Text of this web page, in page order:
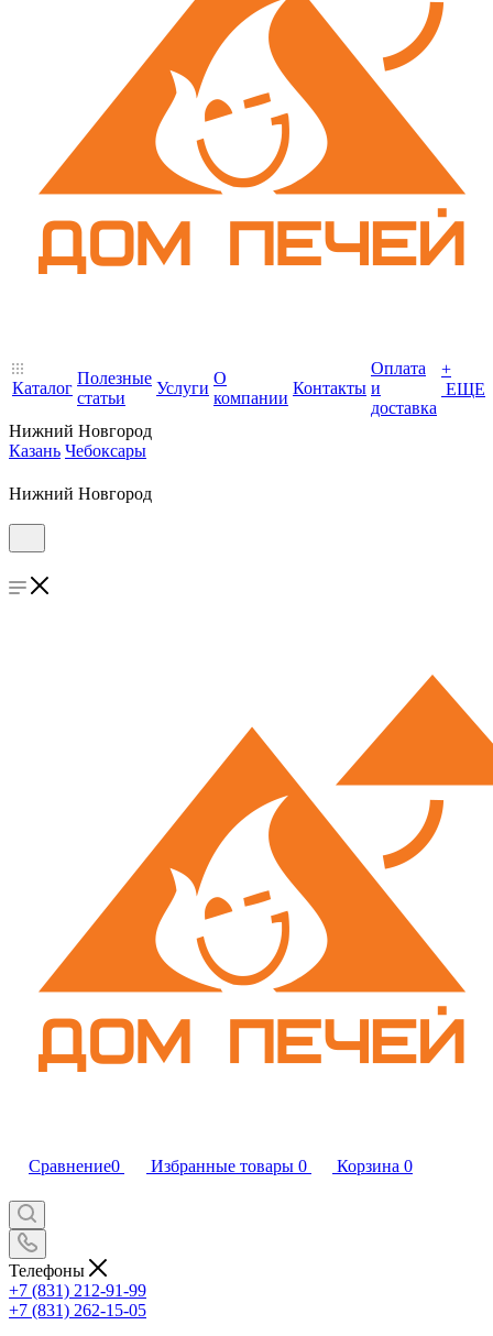
Каталог
Полезные
статьи
Услуги
О
компании
Контакты
Оплата
и
доставка
+
ЕЩЕ
Нижний Новгород
Казань Чебоксары
Нижний Новгород
Сравнение0 Избранные товары 0 Корзина 0
Телефоны
+7 (831) 212-91-99
+7 (831) 262-15-05